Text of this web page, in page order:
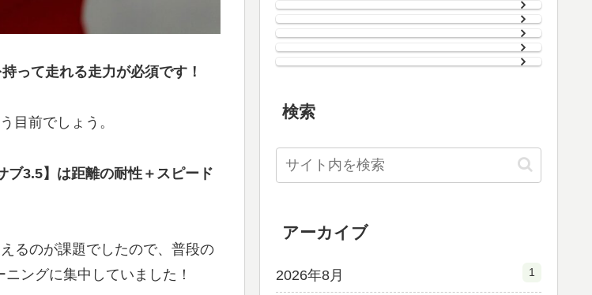
って走れる走力が必須です！
目前でしょう。
ブ3.5】は距離の耐性＋スピード
るのが課題でしたので、普段の
ングに集中していました！
検索
アーカイブ
2026年8月 1